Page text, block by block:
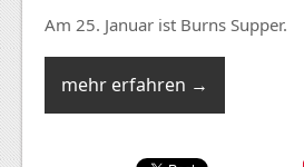
Am 25. Januar ist Burns Supper.
mehr erfahren →